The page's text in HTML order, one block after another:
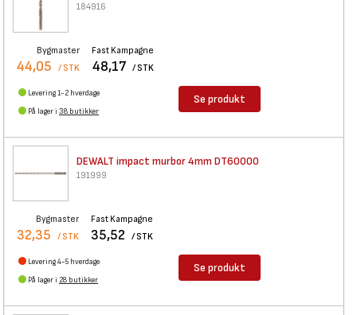
184916
Bygmaster
44,05 / STK
Fast Kampagne
48,17 / STK
Levering 1-2 hverdage
På lager i 38 butikker
Se produkt
DEWALT impact murbor 4mm DT60000
191999
Bygmaster
32,35 / STK
Fast Kampagne
35,52 / STK
Levering 4-5 hverdage
På lager i 28 butikker
Se produkt